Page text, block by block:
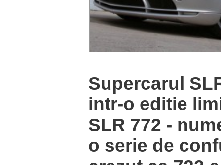
Supercarul
intr-o editie
SLR 772 -
o serie de